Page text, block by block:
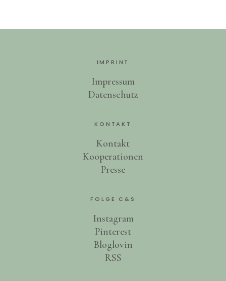
IMPRINT
Impressum
Datenschutz
KONTAKT
Kontakt
Kooperationen
Presse
FOLGE C&S
Instagram
Pinterest
Bloglovin
RSS